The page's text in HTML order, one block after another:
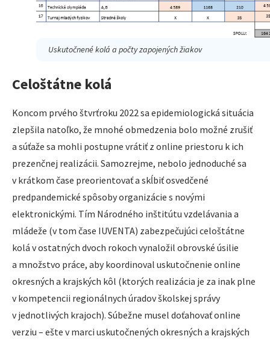
Uskutočnené kolá a počty zapojených žiakov
Celoštátne kolá
Koncom prvého štvrťroku 2022 sa epidemiologická situácia
zlepšila natoľko, že mnohé obmedzenia bolo možné zrušiť
a súťaže sa mohli postupne vrátiť z online priestoru k ich
prezenčnej realizácii. Samozrejme, nebolo jednoduché sa
v krátkom čase preorientovať a skĺbiť osvedčené
predpandemické spôsoby organizácie s novými
elektronickými. Tím Národného inštitútu vzdelávania a
mládeže (v tom čase IUVENTA) zabezpečujúci celoštátne
kolá v ostatných dvoch rokoch vynaložil obrovské úsilie
a množstvo práce, aby koordinoval uskutočnenie online
okresných a krajských kôl (ktorých realizácia je za inak plne
v kompetencii regionálnych úradov školskej správy
v jednotlivých krajoch). Súbežne musel doťahovať online
verziu – ešte v marci uskutočnených okresných a krajských